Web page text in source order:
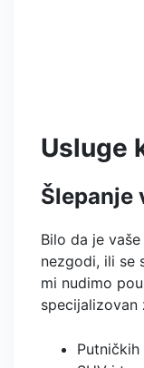
Usluge
Šlepanje
Bilo da je
nezgodi, ili se
mi nudimo
specijalizovan